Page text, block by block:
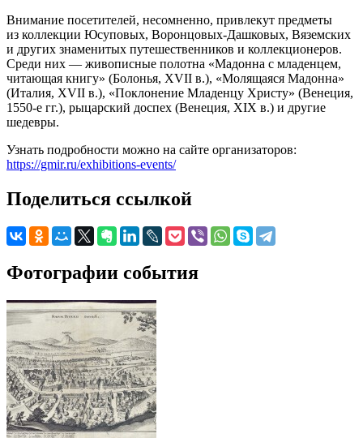
Внимание посетителей, несомненно, привлекут предметы
из коллекции Юсуповых, Воронцовых-Дашковых, Вяземских
и других знаменитых путешественников и коллекционеров.
Среди них — живописные полотна «Мадонна с младенцем,
читающая книгу» (Болонья, XVII в.), «Молящаяся Мадонна»
(Италия, XVII в.), «Поклонение Младенцу Христу» (Венеция,
1550-е гг.), рыцарский доспех (Венеция, XIX в.) и другие
шедевры.
Узнать подробности можно на сайте организаторов:
https://gmir.ru/exhibitions-events/
Поделиться ссылкой
Фотографии события